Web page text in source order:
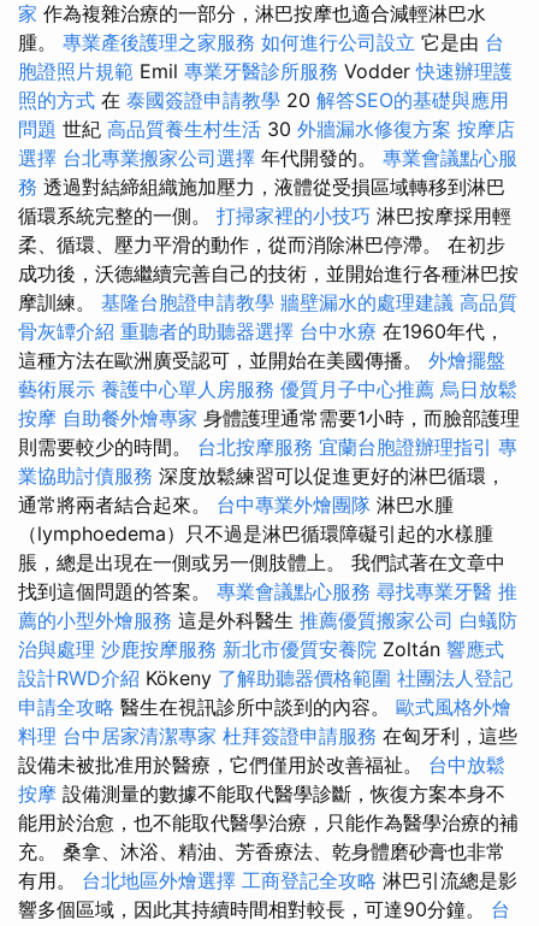
家 作為複雜治療的一部分，淋巴按摩也適合減輕淋巴水
腫。 專業產後護理之家服務 如何進行公司設立 它是由 台
胞證照片規範 Emil 專業牙醫診所服務 Vodder快速辦理護
照的方式 在 泰國簽證申請教學 20 解答SEO的基礎與應用
問題 世紀 高品質養生村生活 30 外牆漏水修復方案 按摩店
選擇 台北專業搬家公司選擇 年代開發的。 專業會議點心服
務 透過對結締組織施加壓力，液體從受損區域轉移到淋巴
循環系統完整的一側。 打掃家裡的小技巧 淋巴按摩採用輕
柔、循環、壓力平滑的動作，從而消除淋巴停滯。 在初步
成功後，沃德繼續完善自己的技術，並開始進行各種淋巴按
摩訓練。 基隆台胞證申請教學 牆壁漏水的處理建議 高品質
骨灰罈介紹 重聽者的助聽器選擇 台中水療 在1960年代，
這種方法在歐洲廣受認可，並開始在美國傳播。 外燴擺盤
藝術展示 養護中心單人房服務 優質月子中心推薦 烏日放鬆
按摩 自助餐外燴專家 身體護理通常需要1小時，而臉部護理
則需要較少的時間。 台北按摩服務 宜蘭台胞證辦理指引 專
業協助討債服務 深度放鬆練習可以促進更好的淋巴循環，
通常將兩者結合起來。 台中專業外燴團隊 淋巴水腫
（lymphoedema）只不過是淋巴循環障礙引起的水樣腫
脹，總是出現在一側或另一側肢體上。 我們試著在文章中
找到這個問題的答案。 專業會議點心服務 尋找專業牙醫 推
薦的小型外燴服務 這是外科醫生 推薦優質搬家公司 白蟻防
治與處理 沙鹿按摩服務 新北市優質安養院 Zoltán 響應式
設計RWD介紹 Kökeny 了解助聽器價格範圍 社團法人登記
申請全攻略 醫生在視訊診所中談到的內容。 歐式風格外燴
料理 台中居家清潔專家 杜拜簽證申請服務 在匈牙利，這些
設備未被批准用於醫療，它們僅用於改善福祉。 台中放鬆
按摩 設備測量的數據不能取代醫學診斷，恢復方案本身不
能用於治愈，也不能取代醫學治療，只能作為醫學治療的補
充。 桑拿、沐浴、精油、芳香療法、乾身體磨砂膏也非常
有用。 台北地區外燴選擇 工商登記全攻略 淋巴引流總是影
響多個區域，因此其持續時間相對較長，可達90分鐘。 台